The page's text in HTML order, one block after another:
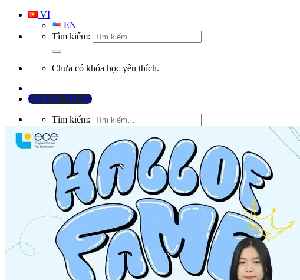
VI
EN
Tìm kiếm:
Chưa có khóa học yêu thích.
Đặt lịch / Tư vấn
Tìm kiếm: